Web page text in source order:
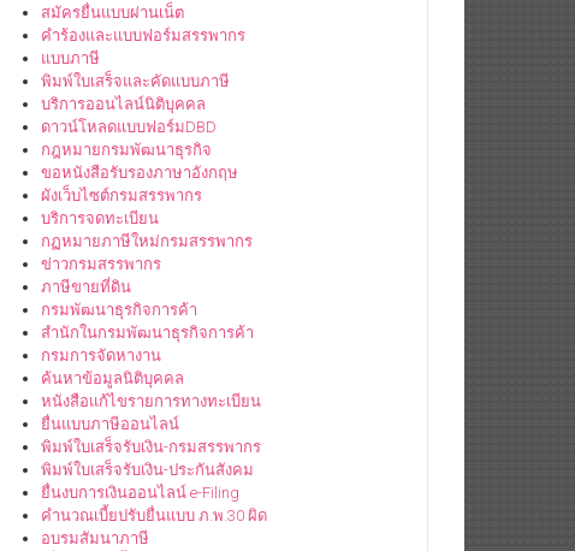
สมัครยื่นแบบผ่านเน็ต
คำร้องและแบบฟอร์มสรรพากร
แบบภาษี
พิมพ์ใบเสร็จและคัดแบบภาษี
บริการออนไลน์นิติบุคคล
ดาวน์โหลดแบบฟอร์มDBD
กฎหมายกรมพัฒนาธุรกิจ
ขอหนังสือรับรองภาษาอังกฤษ
ผังเว็บไซต์กรมสรรพากร
บริการจดทะเบียน
กฏหมายภาษีใหม่กรมสรรพากร
ข่าวกรมสรรพากร
ภาษีขายที่ดิน
กรมพัฒนาธุรกิจการค้า
สำนักในกรมพัฒนาธุรกิจการค้า
กรมการจัดหางาน
ค้นหาข้อมูลนิติบุคคล
หนังสือแก้ไขรายการทางทะเบียน
ยื่นแบบภาษีออนไลน์
พิมพ์ใบเสร็จรับเงิน-กรมสรรพากร
พิมพ์ใบเสร็จรับเงิน-ประกันสังคม
ยื่นงบการเงินออนไลน์ e-Filing
คำนวณเบี้ยปรับยื่นแบบ ภ.พ.30 ผิด
อบรมสัมนาภาษี